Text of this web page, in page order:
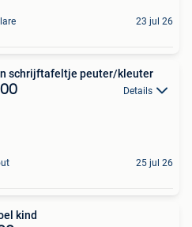
23 jul 26
schrijftafeltje peuter/kleuter
Details
25 jul 26
kind